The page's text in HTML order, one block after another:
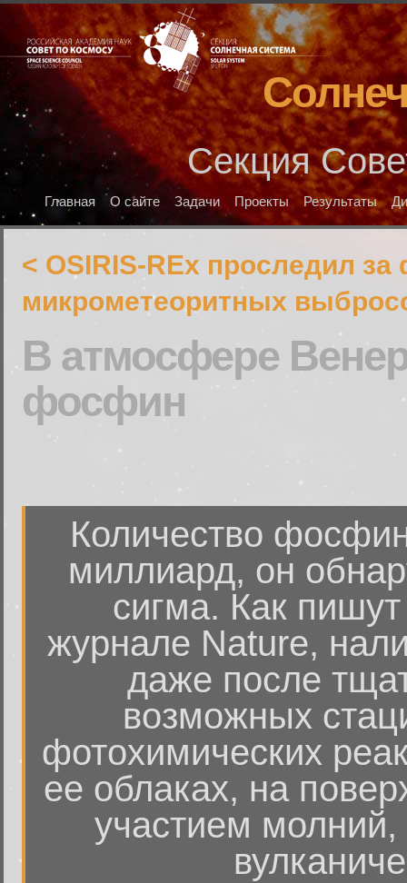
Секция
Главная О сайте Задачи Проекты Результаты
< OSIRIS-REx проследил
микрометеоритных
В атмосфере
фосфин
Количество
миллиард, он
сигма. Как
журнале Nature,
даже после
возможных
фотохимических
ее облаках, на
участием